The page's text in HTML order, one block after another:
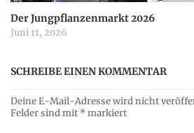
Der Jungpflanzenmarkt 2026
Juni 11, 2026
SCHREIBE EINEN KOMMENTAR
Deine E-Mail-Adresse wird nicht
Felder sind mit * markiert